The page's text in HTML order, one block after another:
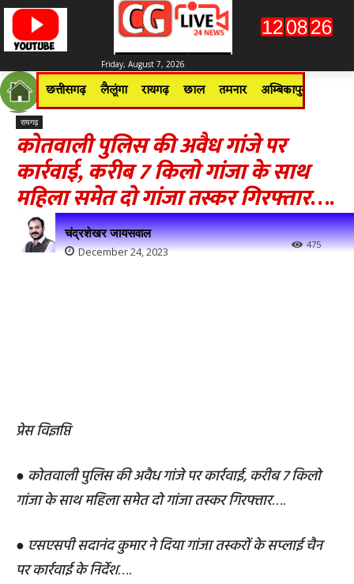
Friday, August 7, 2026
छत्तीसगढ़ लैलूंगा रायगढ़ छाल तमनार अम्बिकापुर
रायगढ़
कोतवाली पुलिस की अवैध गांजे पर
कार्रवाई, करीब 7 किलो गांजा के साथ
महिला समेत दो गांजा तस्कर गिरफ्तार….
चंद्रशेखर जायसवाल
December 24, 2023 475
प्रेस विज्ञप्ति
● कोतवाली पुलिस की अवैध गांजे पर कार्रवाई, करीब 7 किलो
गांजा के साथ महिला समेत दो गांजा तस्कर गिरफ्तार….
● एसएसपी सदानंद कुमार ने दिया गांजा तस्करों के सप्लाई चैन
पर कार्रवाई के निर्देश….